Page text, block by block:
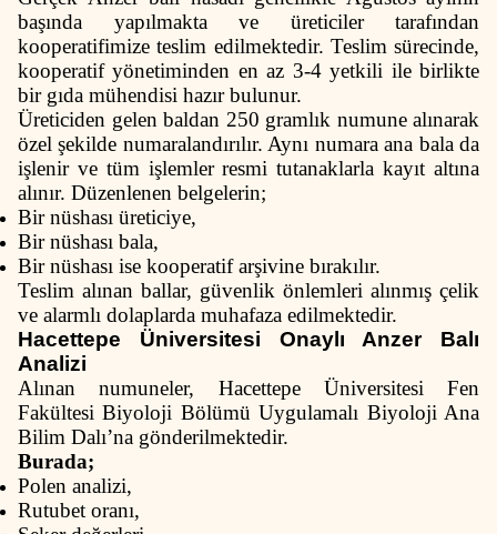
başında yapılmakta ve üreticiler tarafından
kooperatifimize teslim edilmektedir. Teslim sürecinde,
kooperatif yönetiminden en az 3-4 yetkili ile birlikte
bir gıda mühendisi hazır bulunur.
Üreticiden gelen baldan 250 gramlık numune alınarak
özel şekilde numaralandırılır. Aynı numara ana bala da
işlenir ve tüm işlemler resmi tutanaklarla kayıt altına
alınır. Düzenlenen belgelerin;
Bir nüshası üreticiye,
Bir nüshası bala,
Bir nüshası ise kooperatif arşivine bırakılır.
Teslim alınan ballar, güvenlik önlemleri alınmış çelik
ve alarmlı dolaplarda muhafaza edilmektedir.
Hacettepe Üniversitesi Onaylı Anzer Balı
Analizi
Alınan numuneler, Hacettepe Üniversitesi Fen
Fakültesi Biyoloji Bölümü Uygulamalı Biyoloji Ana
Bilim Dalı’na gönderilmektedir.
Burada;
Polen analizi,
Rutubet oranı,